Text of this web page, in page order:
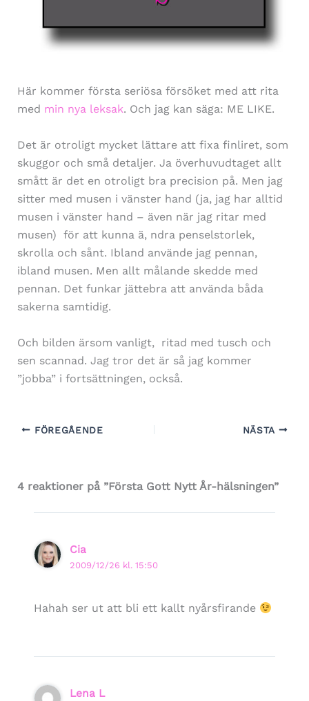
Här kommer första seriösa försöket med att rita
med min nya leksak. Och jag kan säga: ME LIKE.
Det är otroligt mycket lättare att fixa finliret, som
skuggor och små detaljer. Ja överhuvudtaget allt
smått är det en otroligt bra precision på. Men jag
sitter med musen i vänster hand (ja, jag har alltid
musen i vänster hand – även när jag ritar med
musen) för att kunna ä, ndra penselstorlek,
skrolla och sånt. Ibland använde jag pennan,
ibland musen. Men allt målande skedde med
pennan. Det funkar jättebra att använda båda
sakerna samtidig.
Och bilden ärsom vanligt, ritad med tusch och
sen scannad. Jag tror det är så jag kommer
”jobba” i fortsättningen, också.
FÖREGÅENDE NÄSTA
4 reaktioner på ”Första Gott Nytt År-hälsningen”
Cia
2009/12/26 kl. 15:50
Hahah ser ut att bli ett kallt nyårsfirande
Lena L